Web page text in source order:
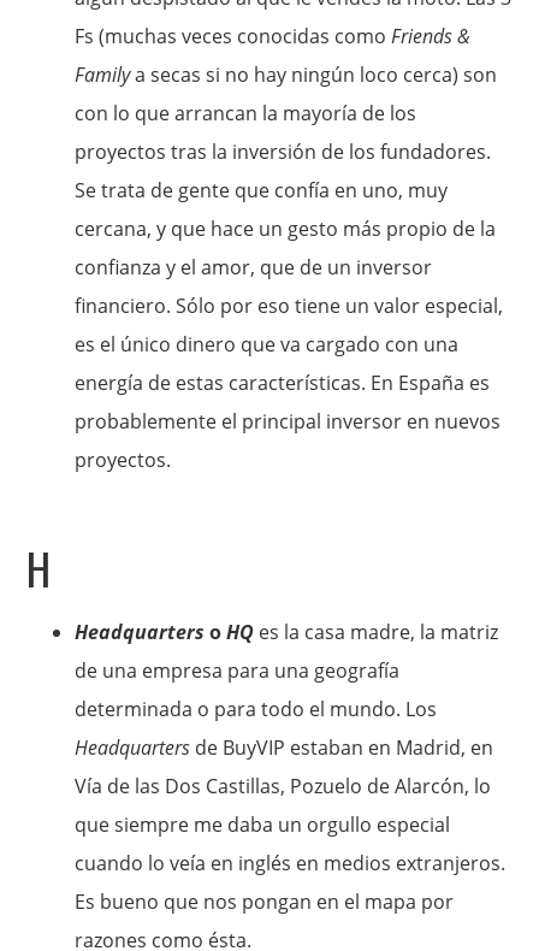
Fs (muchas veces conocidas comoFriends &
Familya secas si no hay ningún loco cerca) son
con lo que arrancan la mayoría de los
proyectos tras la inversión de los fundadores.
Se trata de gente que confía en uno, muy
cercana, y que hace un gesto más propio de la
confianza y el amor, que de un inversor
financiero. Sólo por eso tiene un valor especial,
es el único dinero que va cargado con una
energía de estas características. En España es
probablemente el principal inversor en nuevos
proyectos.
H
Headquarters oHQ es la casa madre, la matriz
de una empresa para una geografía
determinada o para todo el mundo. Los
Headquarters de BuyVIP estaban en Madrid, en
Vía de las Dos Castillas, Pozuelo de Alarcón, lo
que siempre me daba un orgullo especial
cuando lo veía en inglés en medios extranjeros.
Es bueno que nos pongan en el mapa por
razones como ésta.